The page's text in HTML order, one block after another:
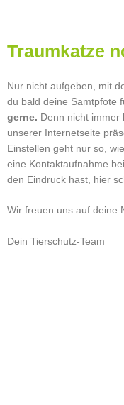
Traumkatze
Nur nicht aufgeben, mit
du bald deine Samtpfote
gerne. Denn nicht immer
unserer Internetseite
Einstellen geht nur so,
eine Kontaktaufnahme
den Eindruck hast, hier
Wir freuen uns auf deine
Dein Tierschutz-Team